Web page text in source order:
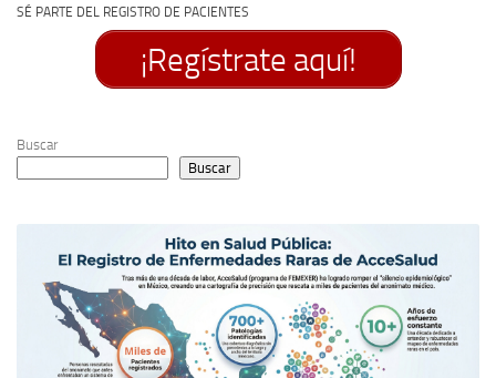
SÉ PARTE DEL REGISTRO DE PACIENTES
¡Regístrate aquí!
Buscar
Buscar